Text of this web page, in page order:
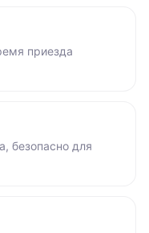
приезда
безопасно для